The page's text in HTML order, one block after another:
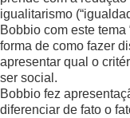
igualitarismo
Bobbio com este
forma de como fazer
apresentar qual o
ser social.
Bobbio fez
diferenciar de fato o